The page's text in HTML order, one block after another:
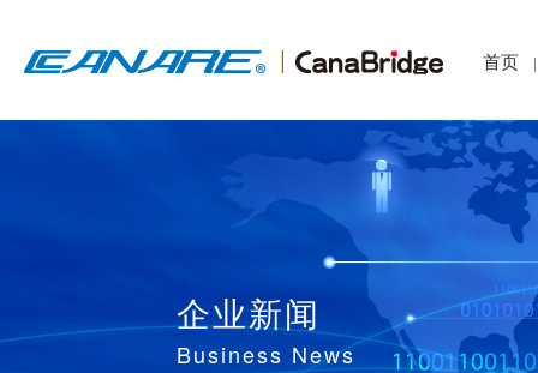
首页 |
企业新闻
Business News